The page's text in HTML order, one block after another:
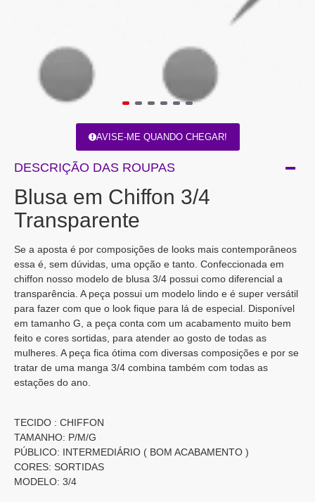
AVISE-ME QUANDO CHEGAR!
DESCRIÇÃO DAS ROUPAS
Blusa em Chiffon 3/4
Transparente
Se a aposta é por composições de looks mais contemporâneos
essa é, sem dúvidas, uma opção e tanto. Confeccionada em
chiffon nosso modelo de blusa 3/4 possui como diferencial a
transparência. A peça possui um modelo lindo e é super versátil
para fazer com que o look fique para lá de especial. Disponível
em tamanho G, a peça conta com um acabamento muito bem
feito e cores sortidas, para atender ao gosto de todas as
mulheres. A peça fica ótima com diversas composições e por se
tratar de uma manga 3/4 combina também com todas as
estações do ano.
TECIDO : CHIFFON
TAMANHO: P/M/G
PÚBLICO: INTERMEDIÁRIO ( BOM ACABAMENTO )
CORES: SORTIDAS
MODELO: 3/4